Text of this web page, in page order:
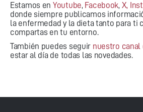
Estamos en Youtube, Facebook, X,
donde siempre publicamos
la enfermedad y la dieta tanto para ti
compartas en tu entorno.
También puedes seguir nuestro canal
estar al día de todas las novedades.